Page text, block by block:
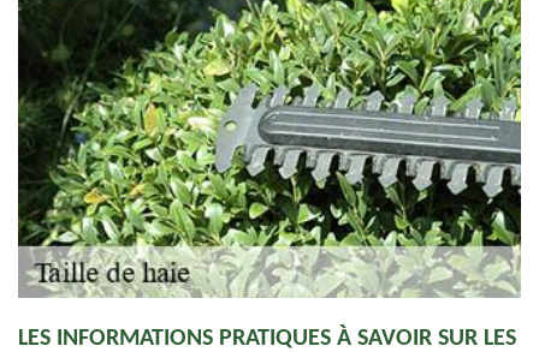
LES INFORMATIONS PRATIQUES À SAVOIR SUR LES